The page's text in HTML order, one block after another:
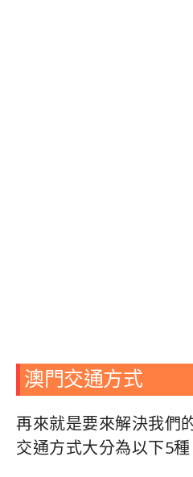
澳門交通方式
再來就是要來解決我們
交通方式大分為以下5種